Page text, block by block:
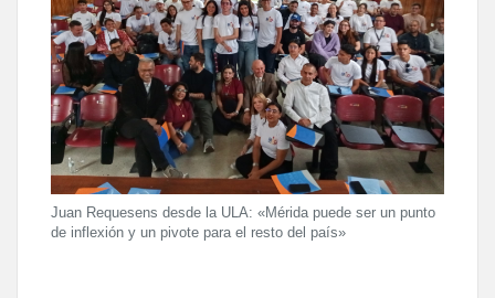
Juan Requesens desde la ULA: «Mérida puede ser un punto
de inflexión y un pivote para el resto del país»